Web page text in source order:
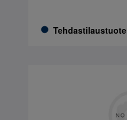
Tehdastilaustuote